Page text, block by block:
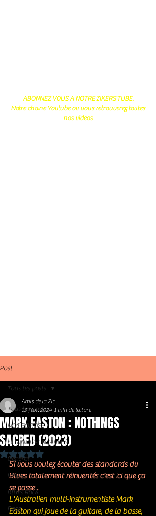
ABONNEZ VOUS A NOTRE ZIKERS TUBE.
Notre chaine Youtube ou vous retrouverez toutes
nos videos
Post
Tous les posts
NOS SORTIES
LES INDISPENSABLES
Général
Blues
Blues Rock
Rock
Tous les posts
MARK EASTON : NOTHINGS
SACRED (2023)
Amis de la Zic
13 févr. 2024 1 min de lecture
Noté NaN étoiles sur 5.
Si vous voulez écouter des standards du
Blues totalement réinventés c'est ici que ça
se passe .
L'Australien multi-instrumentiste Mark
Easton qui joue de la guitare, de la basse,